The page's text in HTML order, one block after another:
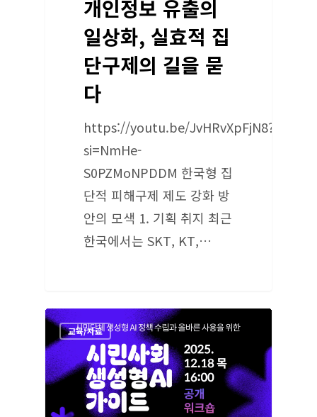
개인정보 유출의
일상화, 실효적 집
단구제의 길을 묻
다
https://youtu.be/JvHRvXpFjN8?
si=NmHe-
S0PZMoNPDDM 한국형 집
단적 피해구제 제도 강화 방
안의 모색 1. 기획 취지 최근
한국에서는 SKT, KT,…
교육/자료